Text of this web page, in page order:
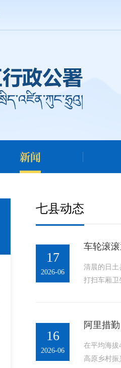
新闻
七县动态
17
2026-06
车轮滚
清晨的日土
打扫车厢卫
16
2026-06
阿里措
在平均海拔
高原乡村振